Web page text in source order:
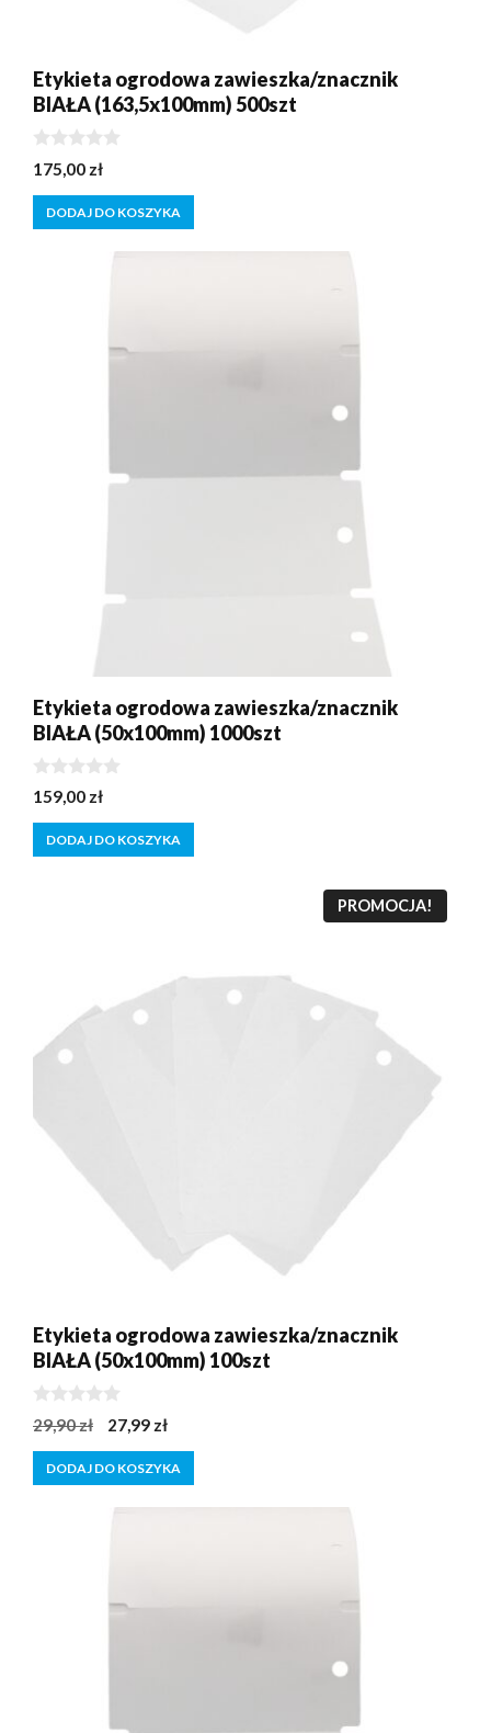
Etykieta ogrodowa zawieszka/znacznik
BIAŁA (163,5x100mm) 500szt
0
z
5
175,00 zł
DODAJ DO KOSZYKA
Etykieta ogrodowa zawieszka/znacznik
BIAŁA (50x100mm) 1000szt
0
z
5
159,00 zł
DODAJ DO KOSZYKA
PROMOCJA!
Etykieta ogrodowa zawieszka/znacznik
BIAŁA (50x100mm) 100szt
0
z
5
29,90zł
Pierwotna
cena
wynosiła:
27,99 złAktualna
cena
wynosi:
DODAJ DO KOSZYKA